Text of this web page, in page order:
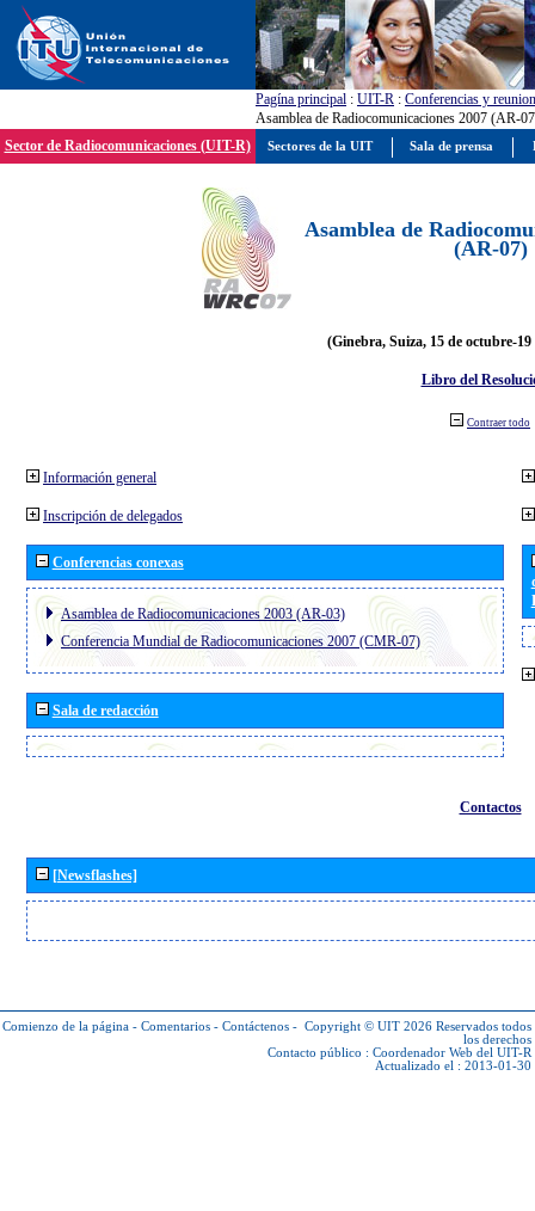
Pagína principal : UIT-R : Conferencias y
Asamblea de Radiocomunicaciones 2007 (AR-
Sector de Radiocomunicaciones (UIT-R)
Asamblea de
(AR-07)
(Ginebra, Suiza, 15 de octubre-19
Libro del
Contraer todo
Información general
Inscripción de delegados
Conferencias conexas
Asamblea de Radiocomunicaciones 2003 (AR-03)
Conferencia Mundial de Radiocomunicaciones 2007 (CMR-07)
Sala de redacción
Contactos
[Newsflashes]
Comienzo de la página - Comentarios - Contáctenos - Copyright © UIT 2026 Reservados todos
los derechos
Contacto público : Coordenador Web del UIT-R
Actualizado el : 2013-01-30
Sectores de la UIT Sala de prensa